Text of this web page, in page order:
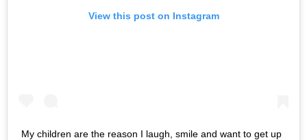
View this post on Instagram
My children are the reason I laugh, smile and want to get up